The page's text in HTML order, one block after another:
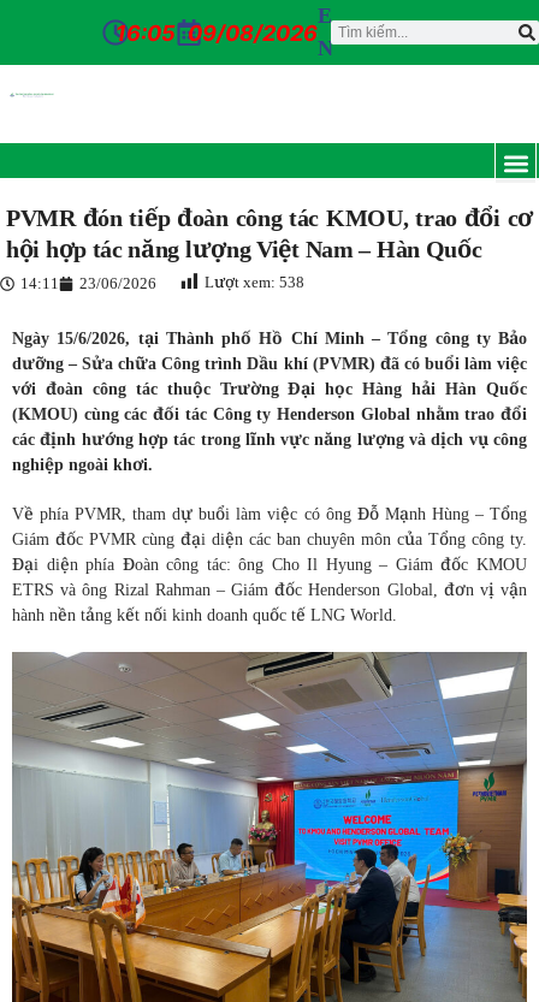
16:05 09/08/2026
E
N
PVMR đón tiếp đoàn công tác KMOU, trao đổi cơ
hội hợp tác năng lượng Việt Nam – Hàn Quốc
14:11 23/06/2026 Lượt xem: 538
Ngày 15/6/2026, tại Thành phố Hồ Chí Minh – Tổng công ty Bảo
dưỡng – Sửa chữa Công trình Dầu khí (PVMR) đã có buổi làm việc
với đoàn công tác thuộc Trường Đại học Hàng hải Hàn Quốc
(KMOU) cùng các đối tác Công ty Henderson Global nhằm trao đổi
các định hướng hợp tác trong lĩnh vực năng lượng và dịch vụ công
nghiệp ngoài khơi.
Về phía PVMR, tham dự buổi làm việc có ông Đỗ Mạnh Hùng – Tổng
Giám đốc PVMR cùng đại diện các ban chuyên môn của Tổng công ty.
Đại diện phía Đoàn công tác: ông Cho Il Hyung – Giám đốc KMOU
ETRS và ông Rizal Rahman – Giám đốc Henderson Global, đơn vị vận
hành nền tảng kết nối kinh doanh quốc tế LNG World.